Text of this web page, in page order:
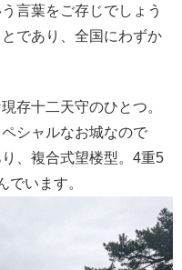
言葉をご存じでしょう
であり、全国にわずか
存十二天守のひとつ。
シャルなお城なので
、複合式望楼型。4重5
でいます。